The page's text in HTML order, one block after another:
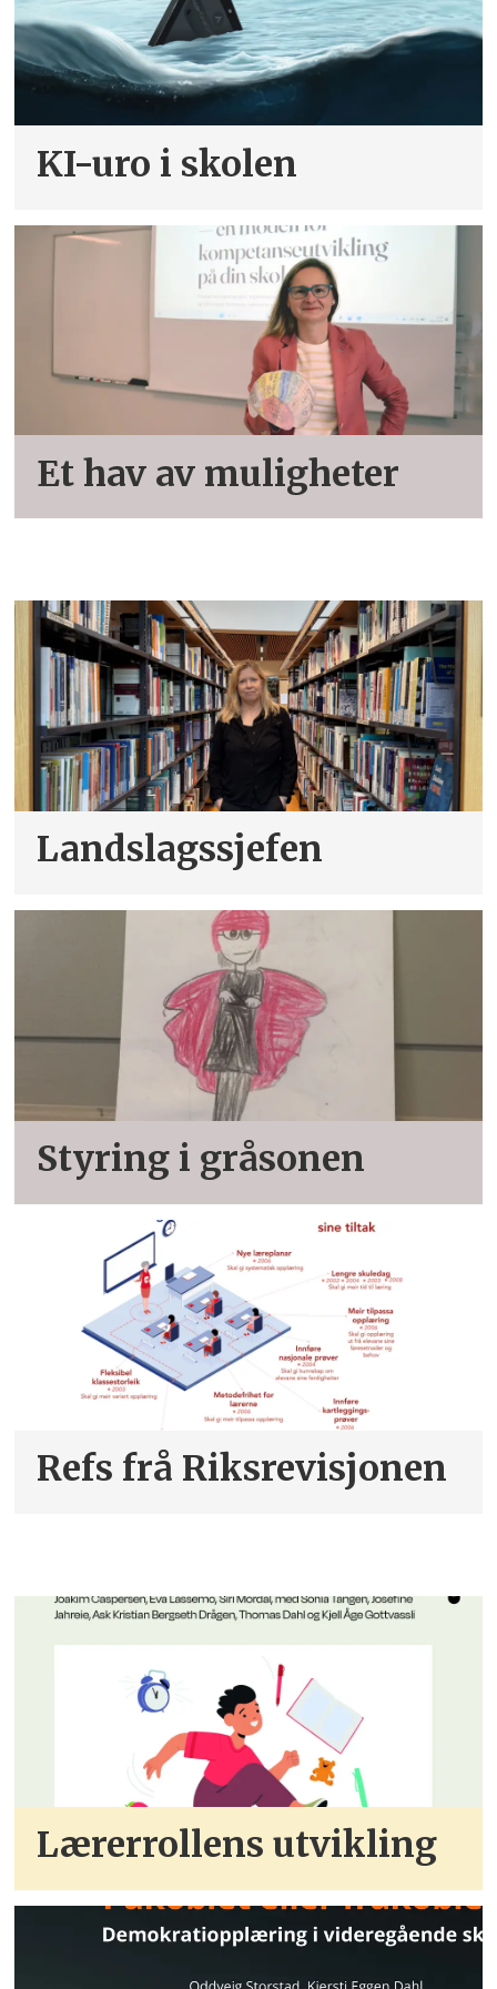
kjemiske
psykososiale
KI-uro i skolen
Et hav av muligheter
Landslagssjefen
Styring i gråsonen
Refs frå Riksrevisjonen
Lærerrollens utvikling